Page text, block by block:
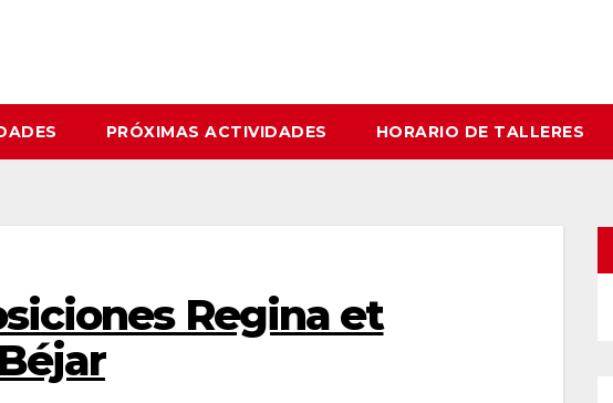
PRÓXIMAS ACTIVIDADES HORARIO DE TALLERES
Regina et